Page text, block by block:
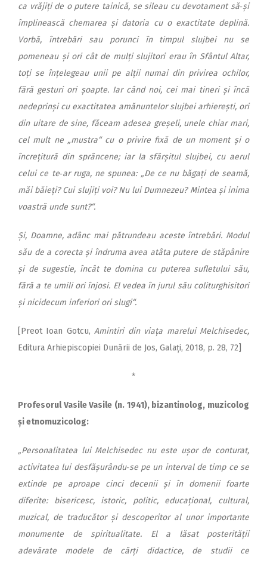
ca vrăjiți de o putere tainică, se sileau cu devotament să‑și
împlinească chemarea și datoria cu o exactitate deplină.
Vorbă, întrebări sau porunci în timpul slujbei nu se
pomeneau și ori cât de mulți slujitori erau în Sfântul Altar,
toți se înțelegeau unii pe alții numai din privirea ochilor,
fără gesturi ori șoapte. Iar când noi, cei mai tineri și încă
nedeprinși cu exactitatea amănuntelor slujbei arhierești, ori
din uitare de sine, făceam adesea greșeli, unele chiar mari,
cel mult ne „mustra“ cu o privire fixă de un moment și o
încrețitură din sprâncene; iar la sfârșitul slujbei, cu aerul
celui ce te‑ar ruga, ne spunea: „De ce nu băgați de seamă,
măi băieți? Cui slujiți voi? Nu lui Dumnezeu? Mintea și inima
voastră unde sunt?“.
Și, Doamne, adânc mai pătrundeau aceste întrebări. Modul
său de a corecta și îndruma avea atâta putere de stăpânire
și de sugestie, încât te domina cu puterea sufletului său,
fără a te umili ori înjosi. El vedea în jurul său coliturghisitori
și nicidecum inferiori ori slugi“.
[Preot Ioan Gotcu,Amintiri din viața marelui Melchisedec,
Editura Arhiepiscopiei Dunării de Jos, Galați, 2018, p. 28, 72]
*
Profesorul Vasile Vasile (n. 1941), bizantinolog, muzicolog
și etnomuzicolog:
„Personalitatea lui Melchisedec nu este ușor de conturat,
activitatea lui desfășurându‑se pe un interval de timp ce se
extinde pe aproape cinci decenii și în domenii foarte
diferite: bisericesc, istoric, politic, educațional, cultural,
muzical, de traducător și descoperitor al unor importante
monumente de spiritualitate. El a lăsat posterității
adevărate modele de cărți didactice, de studii ce